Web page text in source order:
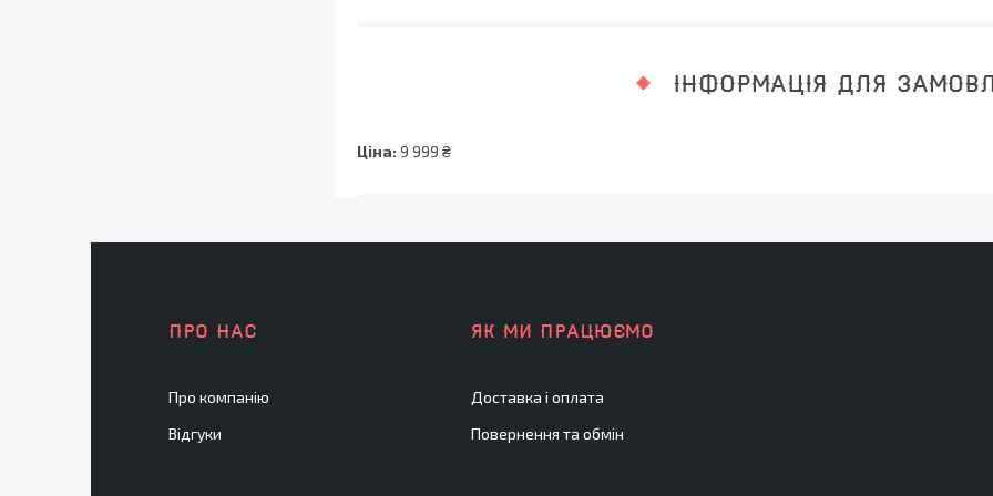
ІНФОРМАЦІЯ ДЛЯ
Ціна: 9 999 ₴
ПРО НАС
Про компанію
Відгуки
ЯК МИ ПРАЦЮЄМО
Доставка і оплата
Повернення та обмін